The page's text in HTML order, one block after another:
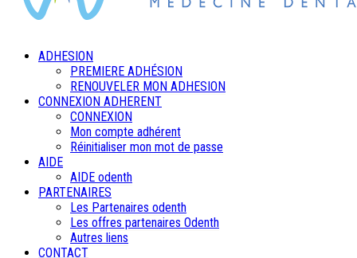
ADHESION
PREMIERE ADHÉSION
RENOUVELER MON ADHESION
CONNEXION ADHERENT
CONNEXION
Mon compte adhérent
Réinitialiser mon mot de passe
AIDE
AIDE odenth
PARTENAIRES
Les Partenaires odenth
Les offres partenaires Odenth
Autres liens
CONTACT